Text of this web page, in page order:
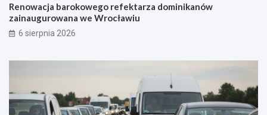
Renowacja barokowego refektarza dominikanów
zainaugurowana we Wrocławiu
6 sierpnia 2026